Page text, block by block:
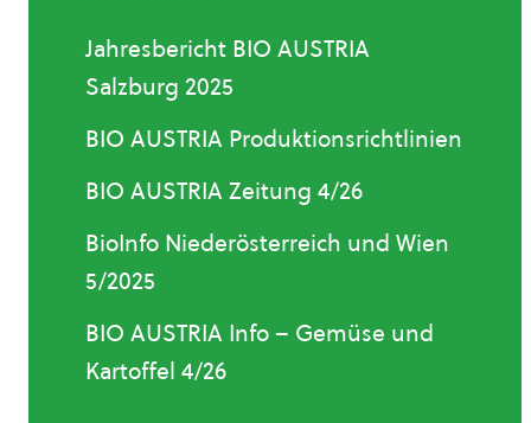
Jahresbericht BIO AUSTRIA
Salzburg 2025
BIO AUSTRIA Produktionsrichtlinien
BIO AUSTRIA Zeitung 4/26
BioInfo Niederösterreich und Wien
5/2025
BIO AUSTRIA Info – Gemüse und
Kartoffel 4/26